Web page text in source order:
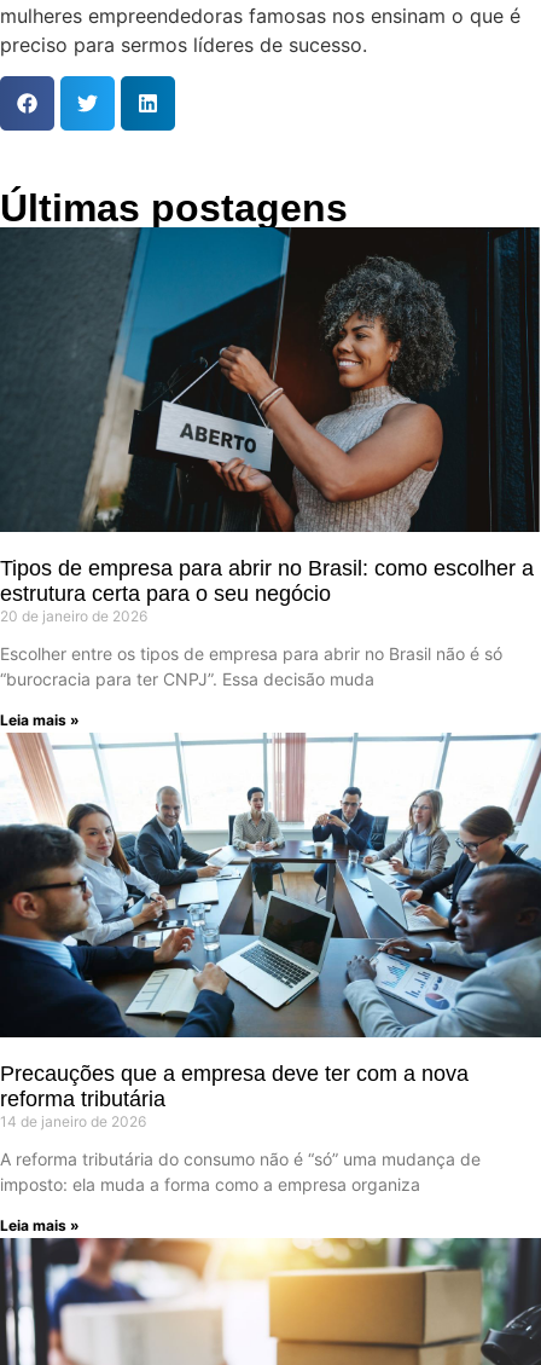
mulheres empreendedoras famosas nos ensinam o que é
preciso para sermos líderes de sucesso.
Últimas postagens
Tipos de empresa para abrir no Brasil: como escolher a
estrutura certa para o seu negócio
20 de janeiro de 2026
Escolher entre os tipos de empresa para abrir no Brasil não é só
“burocracia para ter CNPJ”. Essa decisão muda
Leia mais »
Precauções que a empresa deve ter com a nova
reforma tributária
14 de janeiro de 2026
A reforma tributária do consumo não é “só” uma mudança de
imposto: ela muda a forma como a empresa organiza
Leia mais »